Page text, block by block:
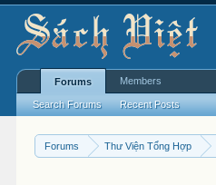
Forums Thư Viện Tổng Hợp
Forums
Search Forums Recent Posts
Members